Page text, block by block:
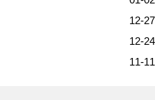
12-27
12-24
11-11